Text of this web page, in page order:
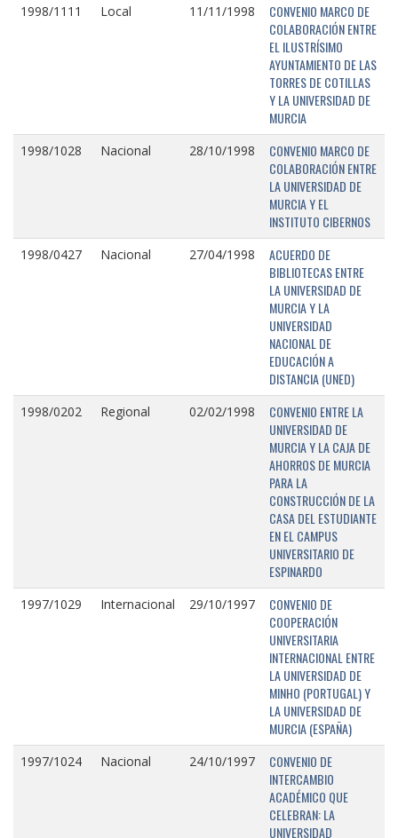
1998/1111 Local 11/11/1998
CONVENIO MARCO DE
COLABORACIÓN ENTRE
EL ILUSTRÍSIMO
AYUNTAMIENTO DE LAS
TORRES DE COTILLAS
Y LA UNIVERSIDAD DE
MURCIA
1998/1028 Nacional 28/10/1998
CONVENIO MARCO DE
COLABORACIÓN ENTRE
LA UNIVERSIDAD DE
MURCIA Y EL
INSTITUTO CIBERNOS
1998/0427 Nacional 27/04/1998
ACUERDO DE
BIBLIOTECAS ENTRE
LA UNIVERSIDAD DE
MURCIA Y LA
UNIVERSIDAD
NACIONAL DE
EDUCACIÓN A
DISTANCIA (UNED)
1998/0202 Regional 02/02/1998
CONVENIO ENTRE LA
UNIVERSIDAD DE
MURCIA Y LA CAJA DE
AHORROS DE MURCIA
PARA LA
CONSTRUCCIÓN DE LA
CASA DEL ESTUDIANTE
EN EL CAMPUS
UNIVERSITARIO DE
ESPINARDO
1997/1029 Internacional 29/10/1997
CONVENIO DE
COOPERACIÓN
UNIVERSITARIA
INTERNACIONAL ENTRE
LA UNIVERSIDAD DE
MINHO (PORTUGAL) Y
LA UNIVERSIDAD DE
MURCIA (ESPAÑA)
1997/1024 Nacional 24/10/1997
CONVENIO DE
INTERCAMBIO
ACADÉMICO QUE
CELEBRAN: LA
UNIVERSIDAD